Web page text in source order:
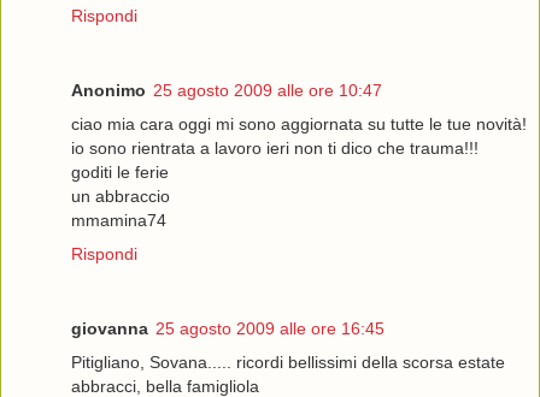
Rispondi
Anonimo 25 agosto 2009 alle ore 10:47
ciao mia cara oggi mi sono aggiornata su tutte le tue novità!
io sono rientrata a lavoro ieri non ti dico che trauma!!!
goditi le ferie
un abbraccio
mmamina74
Rispondi
giovanna 25 agosto 2009 alle ore 16:45
Pitigliano, Sovana..... ricordi bellissimi della scorsa estate
abbracci, bella famigliola